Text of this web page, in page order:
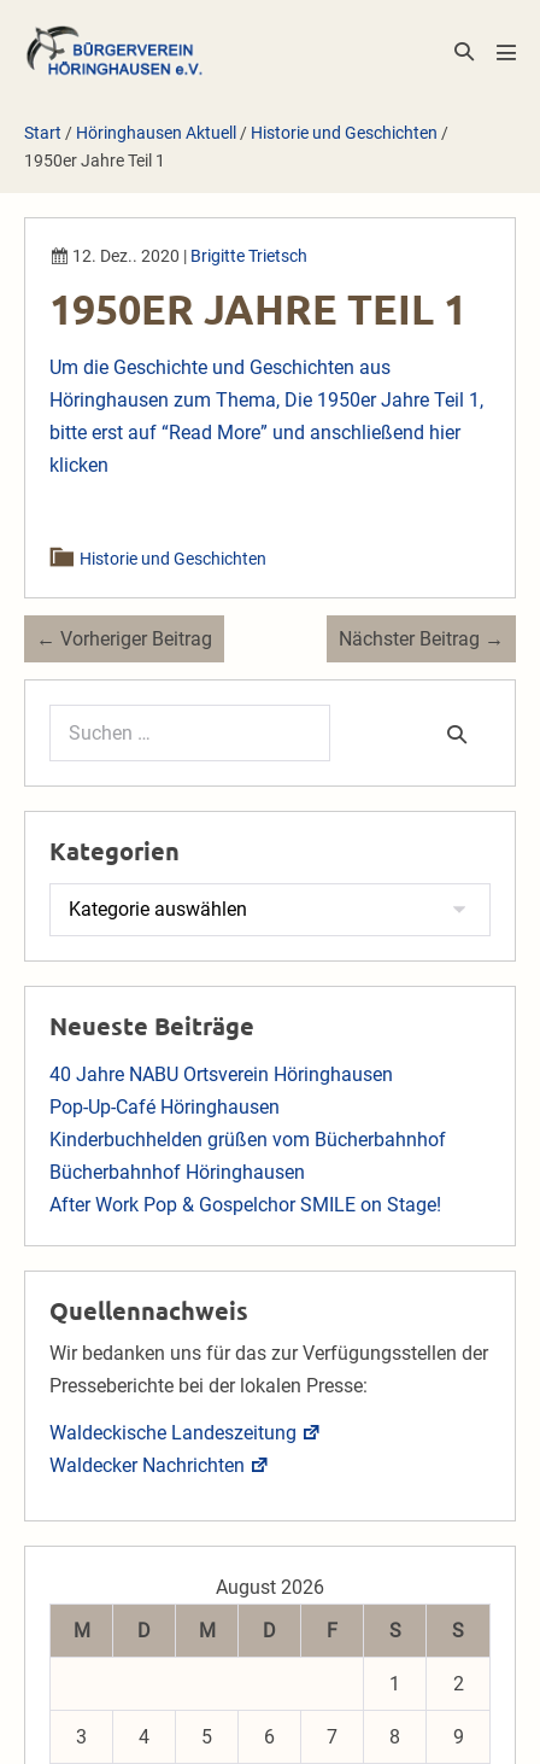
Inhalt
springen
Suche-
Start / Höringhausen Aktuell / Historie und Geschichten /
1950er Jahre Teil 1
12. Dez.. 2020 | Brigitte Trietsch
1950ER JAHRE TEIL 1
Um die Geschichte und Geschichten aus
Höringhausen zum Thema, Die 1950er Jahre Teil 1,
bitte erst auf “Read More” und anschließend hier
klicken
Historie und Geschichten
Beitragsnavigation
← Vorheriger Beitrag Nächster Beitrag →
Suchen
Kategorien
Kategorien
Neueste Beiträge
40 Jahre NABU Ortsverein Höringhausen
Pop-Up-Café Höringhausen
Kinderbuchhelden grüßen vom Bücherbahnhof
Bücherbahnhof Höringhausen
After Work Pop & Gospelchor SMILE on Stage!
Quellennachweis
Wir bedanken uns für das zur Verfügungsstellen der
Presseberichte bei der lokalen Presse:
Waldeckische Landeszeitung
Waldecker Nachrichten
August 2026
M
D M D F S S
1 2
3 4 5 6 7 8 9